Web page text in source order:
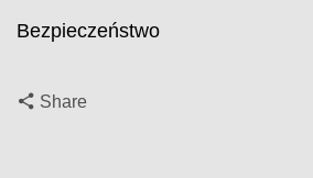
Bezpieczeństwo
Share